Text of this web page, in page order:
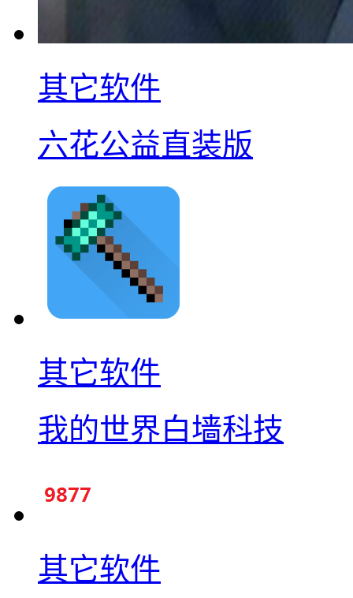
其它软件
六花公益直装版
其它软件
我的世界白墙科技
其它软件